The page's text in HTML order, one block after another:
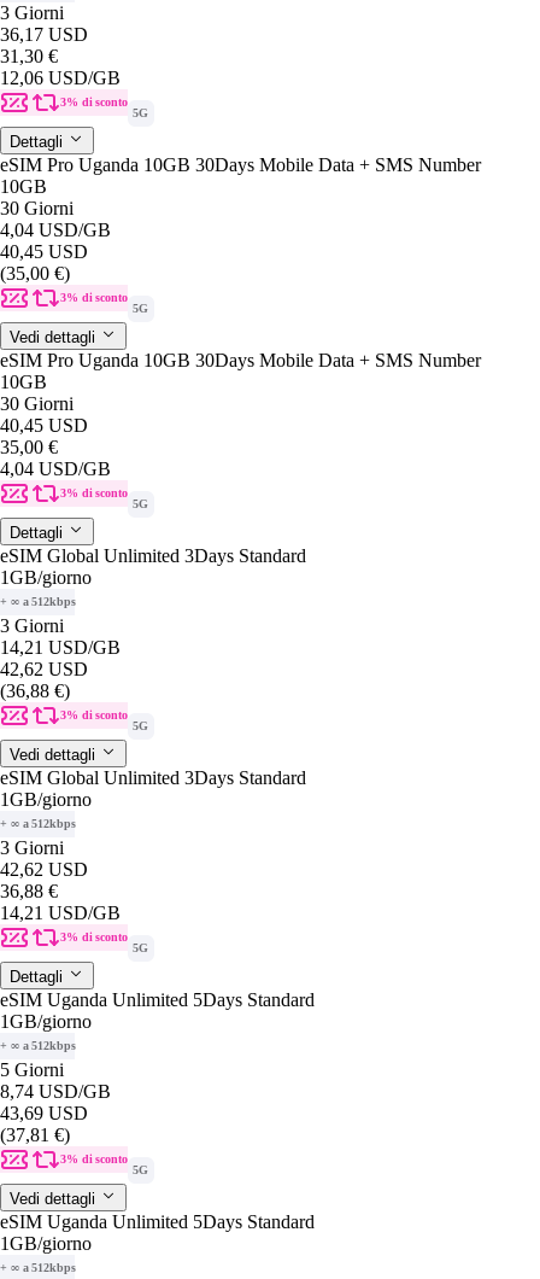
3 Giorni
36,17 USD
31,30 €
12,06 USD/GB
3% di sconto
5G
Dettagli
eSIM Pro Uganda 10GB 30Days Mobile Data + SMS Number
10GB
30 Giorni
4,04 USD/GB
40,45 USD
(35,00 €)
3% di sconto
5G
Vedi dettagli
eSIM Pro Uganda 10GB 30Days Mobile Data + SMS Number
10GB
30 Giorni
40,45 USD
35,00 €
4,04 USD/GB
3% di sconto
5G
Dettagli
eSIM Global Unlimited 3Days Standard
1GB/giorno
+ ∞ a 512kbps
3 Giorni
14,21 USD/GB
42,62 USD
(36,88 €)
3% di sconto
5G
Vedi dettagli
eSIM Global Unlimited 3Days Standard
1GB/giorno
+ ∞ a 512kbps
3 Giorni
42,62 USD
36,88 €
14,21 USD/GB
3% di sconto
5G
Dettagli
eSIM Uganda Unlimited 5Days Standard
1GB/giorno
+ ∞ a 512kbps
5 Giorni
8,74 USD/GB
43,69 USD
(37,81 €)
3% di sconto
5G
Vedi dettagli
eSIM Uganda Unlimited 5Days Standard
1GB/giorno
+ ∞ a 512kbps